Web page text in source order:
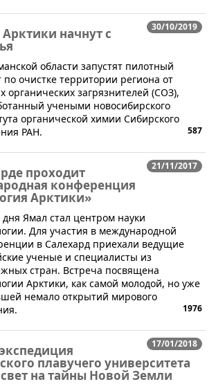
30/10/2019
начнут с
области запустят пилотный
по очистке территории региона от
органических загрязнителей (СОЗ),
учеными новосибирского
органической химии Сибирского
РАН.
587
21/11/2017
проходит
конференция
Арктики»
дня Ямал стал центром науки
Для участия в международной
в Салехард приехали ведущие
ученые и специалисты из
стран. Встреча посвящена
Арктики, как самой молодой, но уже
немало открытий мирового
1976
17/01/2018
плавучего университета
на тайны Новой Земли